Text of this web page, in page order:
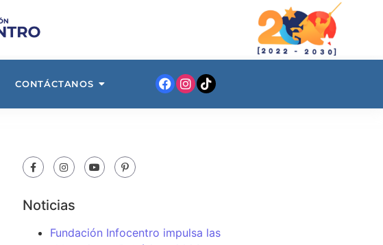
CONTÁCTANOS
Noticias
Fundación Infocentro impulsa las